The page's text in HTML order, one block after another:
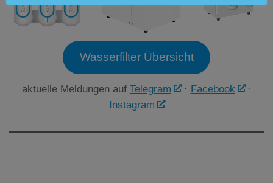
Wasserfilter Übersicht
aktuelle Meldungen auf Telegram · Facebook
·
Instagram